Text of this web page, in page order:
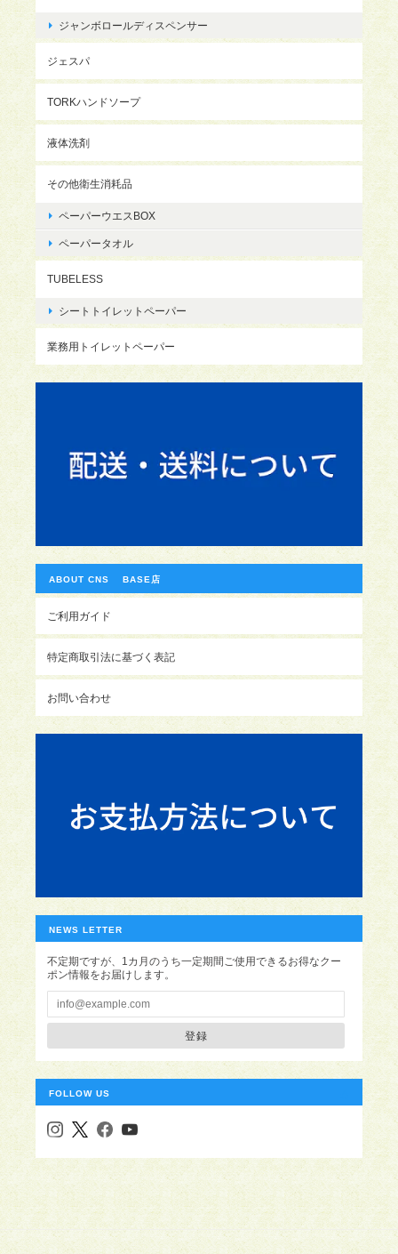
ジャンボロールディスペンサー
ジェスパ
TORKハンドソープ
液体洗剤
その他衛生消耗品
ペーパーウエスBOX
ペーパータオル
TUBELESS
シートトイレットペーパー
業務用トイレットペーパー
ABOUT CNS BASE店
ご利用ガイド
特定商取引法に基づく表記
お問い合わせ
NEWS LETTER
不定期ですが、1カ月のうち一定期間ご使用できるお得なクー
ポン情報をお届けします。
登録
FOLLOW US